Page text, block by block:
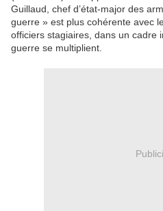
Guillaud, chef d’état-major des
guerre » est plus cohérente avec
officiers stagiaires, dans un cadre
guerre se multiplient.